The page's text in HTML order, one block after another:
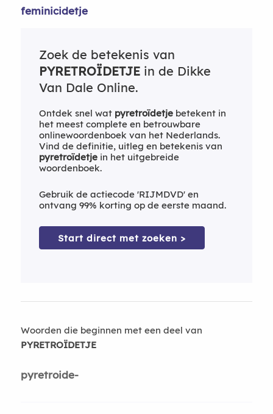
feminicidetje
Zoek de betekenis van
PYRETROÏDETJEin de Dikke
Van Dale Online.
Ontdek snel wat pyretroïdetjebetekent in
het meest complete en betrouwbare
onlinewoordenboek van het Nederlands.
Vind de definitie, uitleg en betekenis van
pyretroïdetjein het uitgebreide
woordenboek.
Gebruik de actiecode 'RIJMDVD' en
ontvang 99% korting op de eerste maand.
Start direct met zoeken >
Woorden die beginnen met een deel van
PYRETROÏDETJE
pyretroide-